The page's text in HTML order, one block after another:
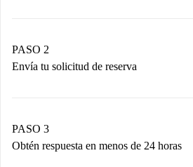
Tienes toda la información
PASO 2
Envía tu solicitud de reserva
propietario acepte.
PASO 3
Obtén respuesta en menos de 24 horas